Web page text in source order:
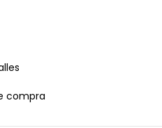
compra